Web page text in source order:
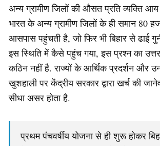
अन्य ग्रामीण जिलों की औसत प्रति व्यक्ति आय
भारत के अन्य ग्रामीण जिलों के ही समान 80
आसपास पहुंचती है, जो फिर भी बिहार से ढाई
इस स्थिति में कैसे पहुंच गया, इस प्रश्न का
कठिन नहीं है. राज्यों के आर्थिक प्रदर्शन और
खुशहाली पर केंद्रीय सरकार द्वारा खर्च की
सीधा असर होता है.
प्रथम पंचवर्षीय योजना से ही शुरू होकर